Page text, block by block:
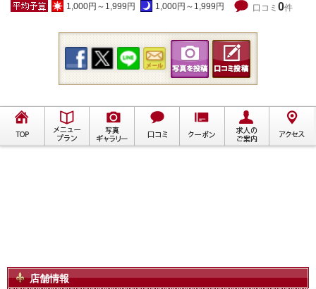
1,000円～1,999円
1,000円～1,999円 口コミ 0件
店舗情報